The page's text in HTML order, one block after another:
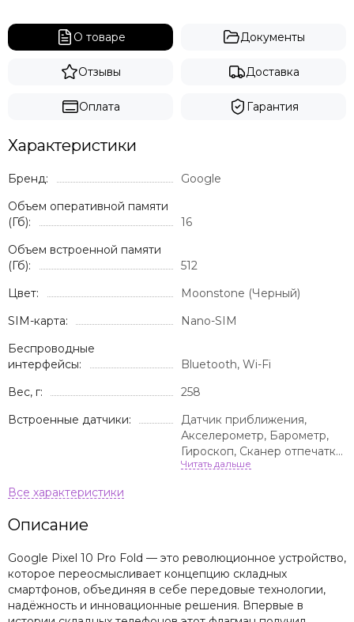
О товаре Документы
Отзывы Доставка
Оплата Гарантия
Характеристики
Бренд:
Google
Объем оперативной памяти
(Гб):
16
Объем встроенной памяти
(Гб):
512
Цвет:
Moonstone (Черный)
SIM-карта:
Nano-SIM
Беспроводные
интерфейсы:
Bluetooth, Wi-Fi
Вес, г:
258
Встроенные датчики:
Датчик приближения,
Акселерометр, Барометр,
Гироскоп, Сканер отпечатка
пальца, Компас
Описание
Google Pixel 10 Pro Fold — это революционное устройство,
которое переосмысливает концепцию складных
смартфонов, объединяя в себе передовые технологии,
надёжность и инновационные решения. Впервые в